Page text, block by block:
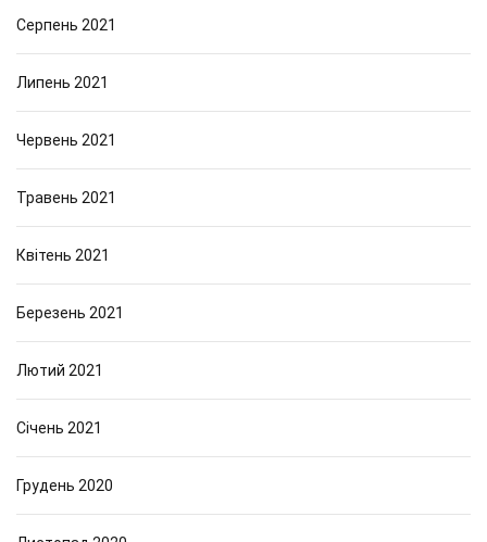
Серпень 2021
Липень 2021
Червень 2021
Травень 2021
Квітень 2021
Березень 2021
Лютий 2021
Січень 2021
Грудень 2020